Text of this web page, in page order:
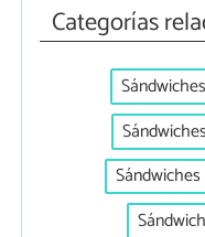
Categorías